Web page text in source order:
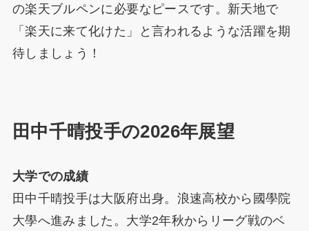
の楽天ブルペンに必要なピースです。新天地で
「楽天に来て化けた」と言われるような活躍を期
待しましょう！
田中千晴投手の2026年展望
大学での成績
田中千晴投手は大阪府出身。浪速高校から國學院
大學へ進みました。大学2年秋からリーグ戦のベ